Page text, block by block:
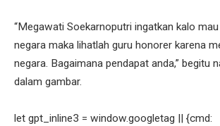
“Megawati Soekarnoputri ingatkan kalo
negara maka lihatlah guru honorer karena
negara. Bagaimana pendapat anda,” begitu
dalam gambar.
let gpt_inline3 = window.googletag || {cmd: